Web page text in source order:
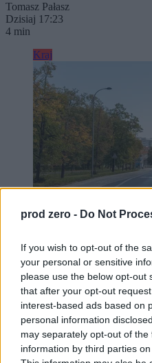
prod zero - Do Not
If you wish to opt-out of the
your personal or sensitive
please use the below opt-out
that after your opt-out
interest-based ads based on
personal information
may separately opt-out of
information by third parties
Tomasz Pałasz
Dzisiaj 17:23
4 min
Kraj
Kierowca autobusu
spódnicy. ZTM go ukarał
Pan Darek, 50-letni kierowca
dzień założył do pracy
Pasażerowie warszawskiej linii
odwagi. Inaczej zareagował